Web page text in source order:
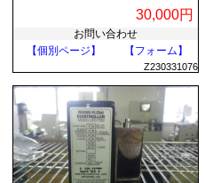
30,000円
お問い合わせ
【個別ページ】
【フォーム】
Z230331076